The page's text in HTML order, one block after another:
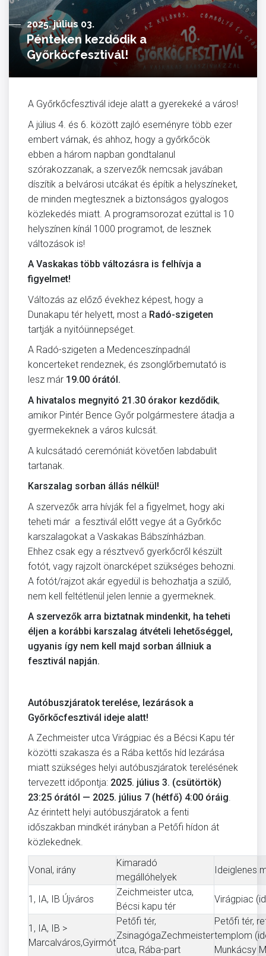
2025. július 03.
Pénteken kezdődik a
Győrkőcfesztivál!
A Győrkőcfesztivál ideje alatt a gyerekeké a város!
A július 4. és 6. között zajló eseményre több ezer
embert várnak, és ahhoz, hogy a győrkőcök
ebben a három napban gondtalanul
szórakozzanak, a szervezők nemcsak javában
díszítik a belvárosi utcákat és építik a helyszíneket,
de minden megtesznek a biztonságos gyalogos
közlekedés miatt. A programsorozat ezúttal is 10
helyszínen kínál 1000 programot, de lesznek
változások is!
A Vaskakas több változásra is felhívja a
figyelmet!
Változás az előző évekhez képest, hogy a
Dunakapu tér helyett, most a Radó-szigeten
tartják a nyitóünnepséget.
A Radó-szigeten a Medenceszínpadnál
koncerteket rendeznek, és zsonglőrbemutató is
lesz már 19.00 órától.
A hivatalos megnyitó 21.30 órakor kezdődik,
amikor Pintér Bence Győr polgármestere átadja a
gyermekeknek a város kulcsát.
A kulcsátadó ceremóniát követően labdabulit
tartanak.
Karszalag sorban állás nélkül!
A szervezők arra hívják fel a figyelmet, hogy aki
teheti már a fesztivál előtt vegye át a Győrkőc
karszalagokat a Vaskakas Bábszínházban.
Ehhez csak egy a résztvevő gyerkőcről készült
fotót, vagy rajzolt önarcképet szükséges behozni.
A fotót/rajzot akár egyedül is behozhatja a szülő,
nem kell feltétlenül jelen lennie a gyermeknek.
A szervezők arra biztatnak mindenkit, ha teheti
éljen a korábbi karszalag átvételi lehetőséggel,
ugyanis így nem kell majd sorban állniuk a
fesztivál napján.
Autóbuszjáratok terelése, lezárások a
Győrkőcfesztivál ideje alatt!
A Zechmeister utca Virágpiac és a Bécsi Kapu tér
közötti szakasza és a Rába kettős híd lezárása
miatt szükséges helyi autóbuszjáratok terelésének
tervezett időpontja: 2025. július 3. (csütörtök)
23:25 órától — 2025. július 7 (hétfő) 4:00 óráig.
Az érintett helyi autóbuszjáratok a fenti
időszakban mindkét irányban a Petőfi hídon át
közlekednek.
Vonal, irány
Kimaradó
megállóhelyek
Ideiglenes
1, IA, IB Újváros
Zeichmeister utca,
Bécsi kapu tér
Virágpiac
1, IA, IB >
Marcalváros,Gyirmót
Petőfi tér,
ZsinagógaZechmeister
utca, Rába-part
Petőfi tér,
templom
Munkácsy